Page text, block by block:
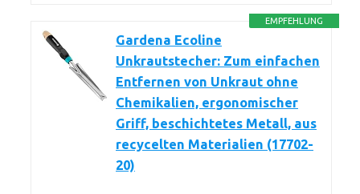
EMPFEHLUNG
Gardena Ecoline
Unkrautstecher: Zum einfachen
Entfernen von Unkraut ohne
Chemikalien, ergonomischer
Griff, beschichtetes Metall, aus
recycelten Materialien (17702-
20)